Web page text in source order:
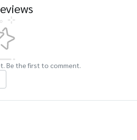
Be the first to comment.